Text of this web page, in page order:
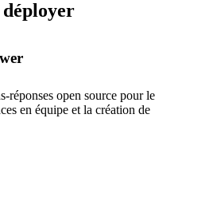
déployer
réponses open source pour le
en équipe et la création de